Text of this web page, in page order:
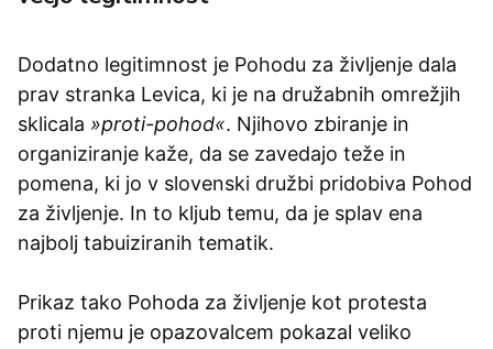
Dodatno legitimnost je Pohodu za življenje dala
prav stranka Levica, ki je na družabnih omrežjih
sklicala »proti-pohod«. Njihovo zbiranje in
organiziranje kaže, da se zavedajo teže in
pomena, ki jo v slovenski družbi pridobiva Pohod
za življenje. In to kljub temu, da je splav ena
najbolj tabuiziranih tematik.
Prikaz tako Pohoda za življenje kot protesta
proti njemu je opazovalcem pokazal veliko